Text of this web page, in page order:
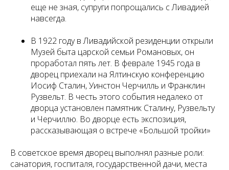
еще не зная, супруги попрощались с Ливадией
навсегда.
В 1922 году в Ливадийской резиденции открыли
Музей быта царской семьи Романовых, он
проработал пять лет. В феврале 1945 года в
дворец приехали на Ялтинскую конференцию
Иосиф Сталин, Уинстон Черчилль и Франклин
Рузвельт. В честь этого события недалеко от
дворца установлен памятник Сталину, Рузвельту
и Черчиллю. Во дворце есть экспозиция,
рассказывающая о встрече «Большой тройки»
В советское время дворец выполнял разные роли:
санатория, госпиталя, государственной дачи, места